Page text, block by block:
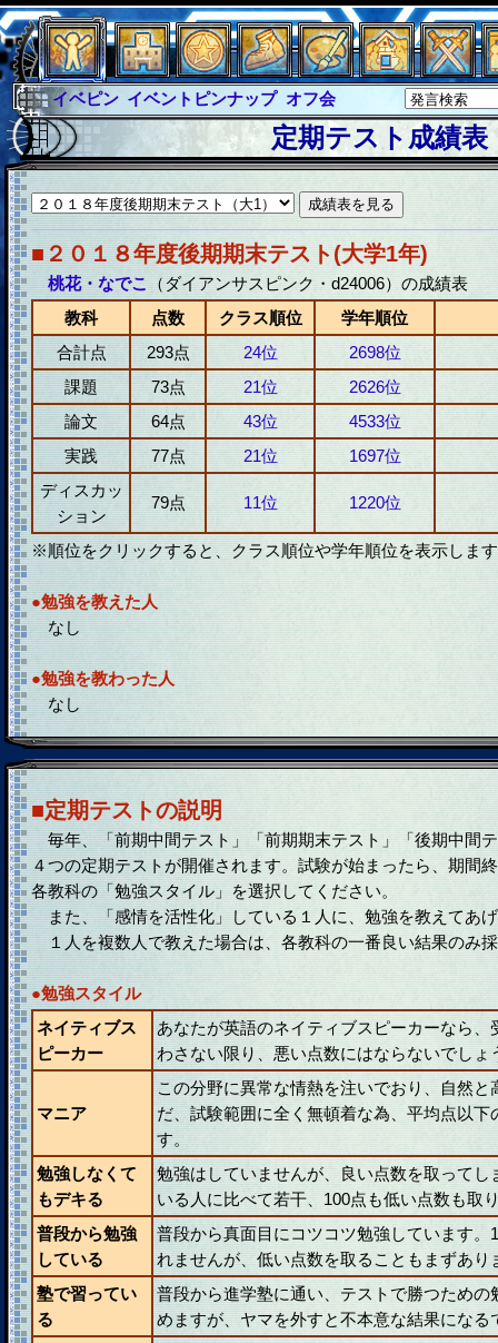
イベピン イベントピンナップ オフ会
グラシャ
グラシャ・ラボラス
グローバルジャスティス サイキックハーツ
サイキックハーツ大戦 シュラウド ソロモン
ファイナル アブソーバー
定期テスト成績表
■２０１８年度後期期末テスト(大学1年)
桃花・なでこ
（ダイアンサスピンク・d24006）の成績表
教科
点数 クラス順位
学年順位
合計点
293点 24位
2698位
課題
73点 21位 2626位
論文
64点 43位 4533位
実践
77点 21位 1697位
ディスカッ
ション
79点 11位 1220位
※順位をクリックすると、クラス順位や学年順位を表示しま
●勉強を教えた人
なし
●勉強を教わった人
なし
■定期テストの説明
毎年、「前期中間テスト」「前期期末テスト」「後期中間
４つの定期テストが開催されます。試験が始まったら、期間
各教科の「勉強スタイル」を選択してください。
また、「感情を活性化」している１人に、勉強を教えてあ
１人を複数人で教えた場合は、各教科の一番良い結果のみ
●勉強スタイル
ネイティブス
ピーカー
あなたが英語のネイティブスピーカーなら
わさない限り、悪い点数にはならないでしょ
マニア
この分野に異常な情熱を注いでおり、自然
だ、試験範囲に全く無頓着な為、平均点以
す。
勉強しなくて
もデキる
勉強はしていませんが、良い点数を取って
いる人に比べて若干、100点も低い点数も取
普段から勉強
している
普段から真面目にコツコツ勉強しています。
れませんが、低い点数を取ることもまずあり
塾で習ってい
る
普段から進学塾に通い、テストで勝つため
めますが、ヤマを外すと不本意な結果になる